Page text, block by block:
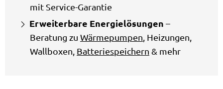
mit Service-Garantie
Erweiterbare Energielösungen –
Beratung zu Wärmepumpen , Heizungen,
Wallboxen, Batteriespeichern & mehr